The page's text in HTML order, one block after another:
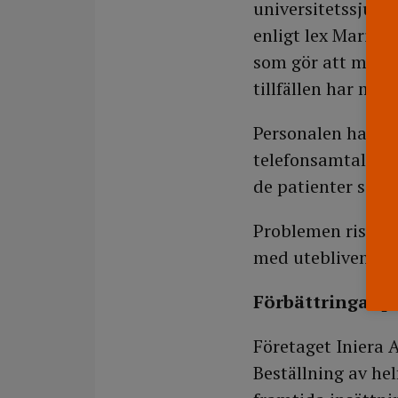
enligt lex Maria.
som gör att
tillfällen har
Personalen har
telefonsamtal
de patienter som
Problemen
med utebliven
Förbättringar på
Företaget Iniera
Beställning av